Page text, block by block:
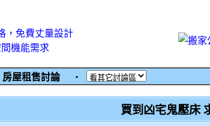
，免費丈量設計
機能需求
房屋租售討論 ‧
買到凶宅鬼壓床